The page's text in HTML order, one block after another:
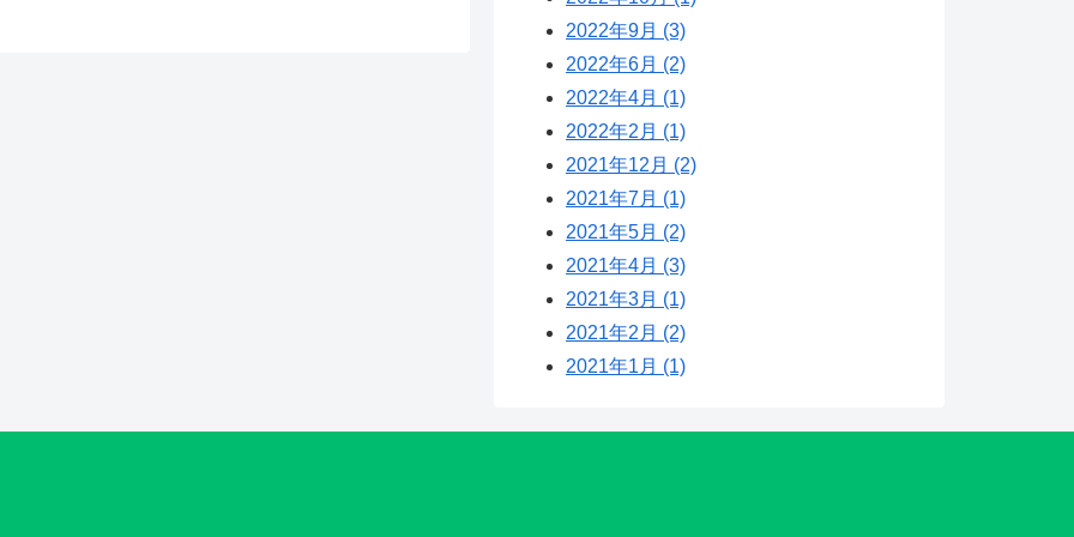
2022年9月 (3)
2022年6月 (2)
2022年4月 (1)
2022年2月 (1)
2021年12月 (2)
2021年7月 (1)
2021年5月 (2)
2021年4月 (3)
2021年3月 (1)
2021年2月 (2)
2021年1月 (1)